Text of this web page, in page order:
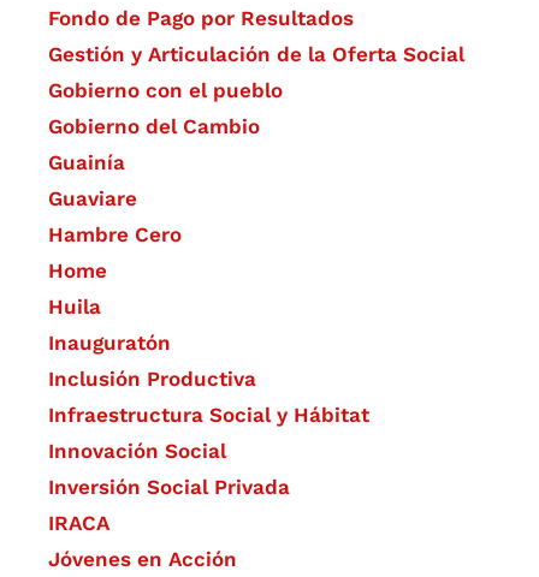
Fondo de Pago por Resultados
Gestión y Articulación de la Oferta Social
Gobierno con el pueblo
Gobierno del Cambio
Guainía
Guaviare
Hambre Cero
Home
Huila
Inauguratón
Inclusión Productiva
Infraestructura Social y Hábitat
​Innovación Social
Inversión Social Privada
IRACA
Jóvenes en Acción